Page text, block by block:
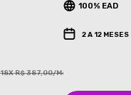
100% EAD
2 A 12 MESES
18X R$ 387,00/Mês